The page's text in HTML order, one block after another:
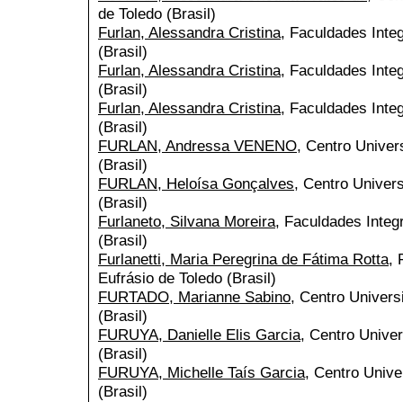
de Toledo (Brasil)
Furlan, Alessandra Cristina, Faculdades
(Brasil)
Furlan, Alessandra Cristina, Faculdades
(Brasil)
Furlan, Alessandra Cristina, Faculdades
(Brasil)
FURLAN, Andressa VENENO, Centro
(Brasil)
FURLAN, Heloísa Gonçalves, Centro
(Brasil)
Furlaneto, Silvana Moreira, Faculdades
(Brasil)
Furlanetti, Maria Peregrina de Fátima Rotta,
Eufrásio de Toledo (Brasil)
FURTADO, Marianne Sabino, Centro
(Brasil)
FURUYA, Danielle Elis Garcia, Centro
(Brasil)
FURUYA, Michelle Taís Garcia, Centro
(Brasil)